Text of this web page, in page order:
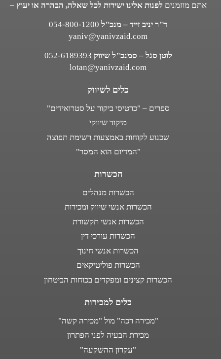
אתם מוזמנים לפנות אלינו ישירות לכל שאלה, הבהרה או יעוץ –
ד"ר יניב זייד – מנכ"ל 054-800-1200
yaniv@yanivzaid.com
לוטן סגל – סמנכ"ל שיווק 052-6189393
lotan@yanivzaid.com
כלים לשיווק
ספרים – "כרטיסי ביקור על סטרואידים"
מיקוד שיווקי
שכנוע לקוחות באמצעות רשימת תפוצה
"המדיום הוא המסר"
הכשרות
הכשרות מנהלים
הכשרות אנשי שיווק ומכירות
הכשרות אנשי תקשורת
הכשרות עורכי דין
הכשרות אנשי חינוך
הכשרות פוליטיקאים
הכשרות קצינים ומפקדים בכוחות הביטחון
כלים למכירות
"מכירה רכה" מול "מכירה קשה"
מכירת הבעיה לפני הפתרון
"עקרון ההשקעה"